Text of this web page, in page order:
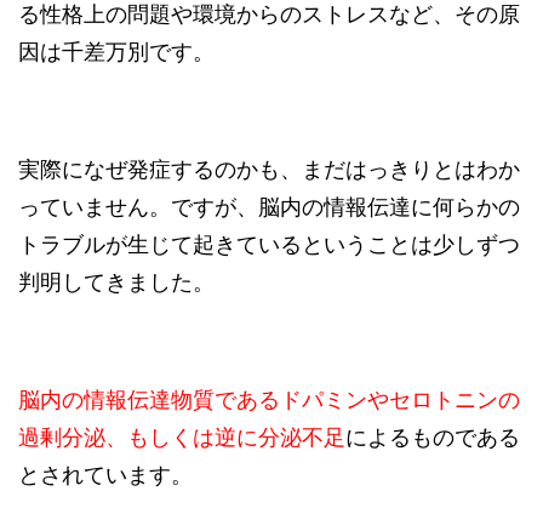
る性格上の問題や環境からのストレスなど、その原
因は千差万別です。
実際になぜ発症するのかも、まだはっきりとはわか
っていません。ですが、脳内の情報伝達に何らかの
トラブルが生じて起きているということは少しずつ
判明してきました。
脳内の情報伝達物質であるドパミンやセロトニンの
過剰分泌、もしくは逆に分泌不足 によるものである
とされています。